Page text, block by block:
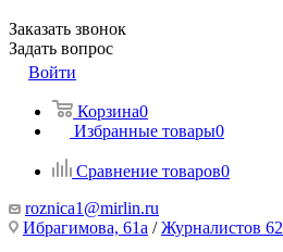
Заказать звонок
Задать вопрос
Войти
Корзина0
Избранные товары0
Сравнение товаров0
roznica1@mirlin.ru
Ибрагимова, 61а /Журналистов 62